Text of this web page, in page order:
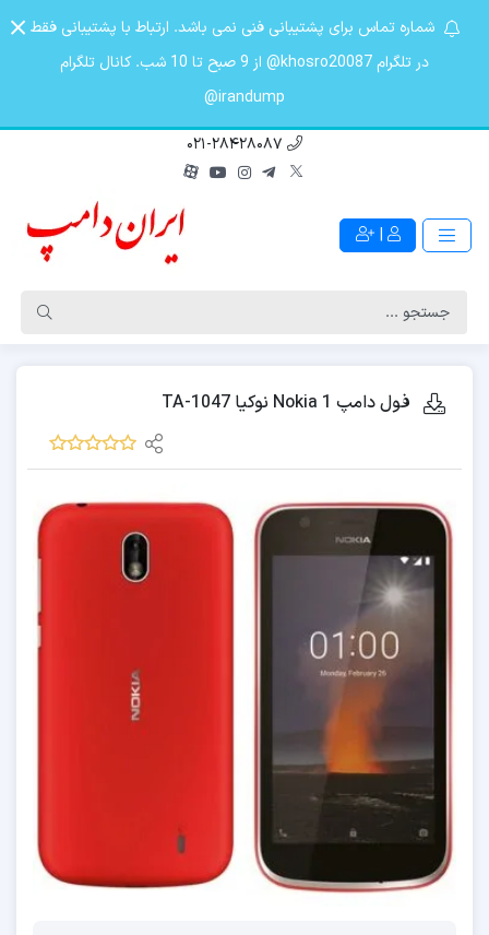
شماره تماس برای پشتیبانی فنی نمی باشد. ارتباط با پشتیبانی فقط
در تلگرام khosro20087@ از 9 صبح تا 10 شب. کانال تلگرام
irandump@
021-28428087
|
فول دامپ Nokia 1 نوکیا TA-1047